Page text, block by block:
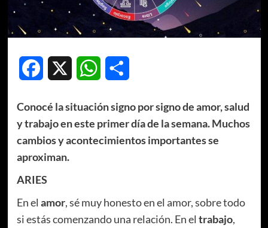
Facebook WhatsApp
Conocé la situación signo por signo de amor, salud
y trabajo en este primer día de la semana. Muchos
cambios y acontecimientos importantes se
aproximan.
ARIES
En el amor, sé muy honesto en el amor, sobre todo
si estás comenzando una relación. En el trabajo,